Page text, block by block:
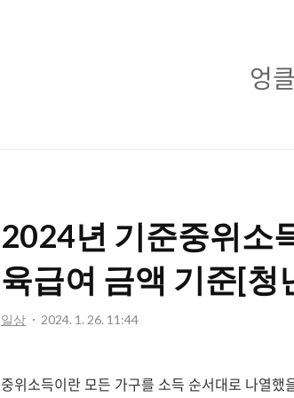
엉
2024년 기준중위소
육급여 금액 기준[청
일상 2024. 1. 26. 11:44
중위소득이란 모든 가구를 소득 순서대로 나열